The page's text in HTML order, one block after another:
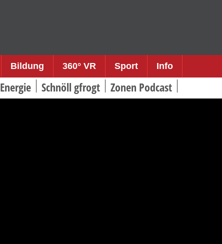
Bildung 360° VR Sport Info
Energie Schnöll gfrogt Zonen Podcast